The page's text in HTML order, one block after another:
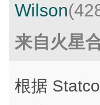
Wilson
来自火星
根据